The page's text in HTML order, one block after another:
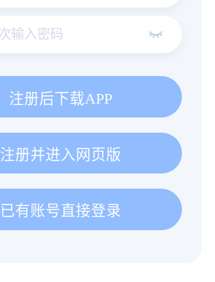
注册后下载APP
注册并进入网页版
已有账号直接登录